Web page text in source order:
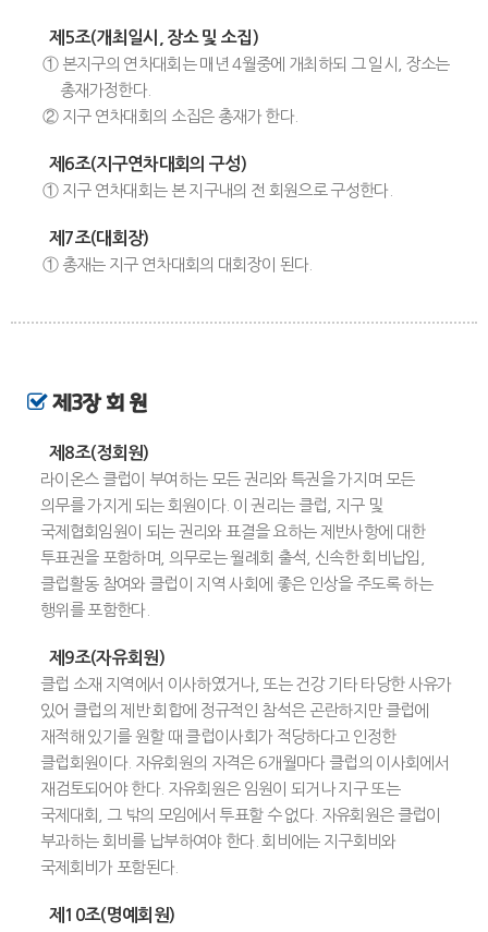
제5조(개최일시, 장소 및 소집)
① 본지구의 연차대회는 매년 4월중에 개최하되 그 일시, 장소는
총재가정한다.
② 지구 연차대회의 소집은 총재가 한다.
제6조(지구연차대회의 구성)
① 지구 연차대회는 본 지구내의 전 회원으로 구성한다.
제7조(대회장)
① 총재는 지구 연차대회의 대회장이 된다.
제3장 회 원
제8조(정회원)
라이온스 클럽이 부여하는 모든 권리와 특권을 가지며 모든
의무를 가지게 되는 회원이다. 이 권리는 클럽, 지구 및
국제협회임원이 되는 권리와 표결을 요하는 제반사항에 대한
투표권을 포함하며, 의무로는 월례회 출석, 신속한 회비납입,
클럽활동 참여와 클럽이 지역 사회에 좋은 인상을 주도록 하는
행위를 포함한다.
제9조(자유회원)
클럽 소재 지역에서 이사하였거나, 또는 건강 기타 타당한 사유가
있어 클럽의 제반 회합에 정규적인 참석은 곤란하지만 클럽에
재적해 있기를 원할 때 클럽이사회가 적당하다고 인정한
클럽회원이다. 자유회원의 자격은 6개월마다 클럽의 이사회에서
재검토되어야 한다. 자유회원은 임원이 되거나 지구 또는
국제대회, 그 밖의 모임에서 투표할 수 없다. 자유회원은 클럽이
부과하는 회비를 납부하여야 한다. 회비에는 지구회비와
국제회비가 포함된다.
제10조(명예회원)